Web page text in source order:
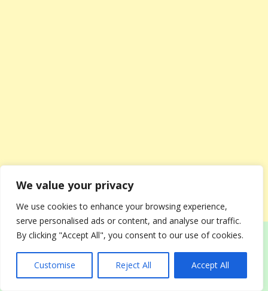
We value your privacy
We use cookies to enhance your browsing experience,
serve personalised ads or content, and analyse our traffic.
By clicking "Accept All", you consent to our use of cookies.
Customise Reject All Accept All
Рождество – один из главнейших праздников в
году не только в религиозном календаре, но и в
народном. Ежегодно Рождество отмечается 7